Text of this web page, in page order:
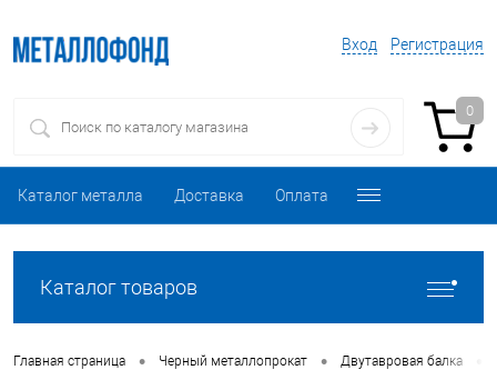
Вход Регистрация
0
Каталог металла Доставка Оплата
Каталог товаров
Главная страница • Черный металлопрокат • Двутавровая балка